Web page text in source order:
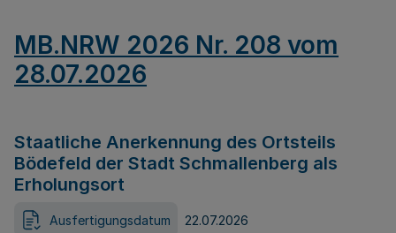
MB.NRW 2026 Nr. 208 vom
28.07.2026
Staatliche Anerkennung des Ortsteils
Bödefeld der Stadt Schmallenberg als
Erholungsort
Ausfertigungsdatum 22.07.2026